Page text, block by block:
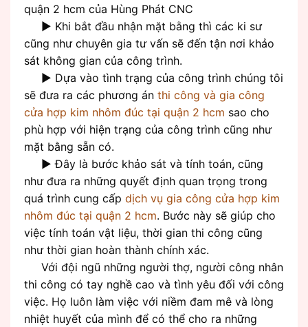
quận 2 hcm của Hùng Phát CNC
► Khi bắt đầu nhận mặt bằng thì các ki sư
cũng như chuyên gia tư vấn sẽ đến tận nơi khảo
sát không gian của công trình.
► Dựa vào tình trạng của công trình chúng tôi
sẽ đưa ra các phương án thi công và gia công
cửa hợp kim nhôm đúc tại quận 2 hcm sao cho
phù hợp với hiện trạng của công trình cũng như
mặt bằng sẵn có.
► Đây là bước khảo sát và tính toán, cũng
như đưa ra những quyết định quan trọng trong
quá trình cung cấp dịch vụ gia công cửa hợp kim
nhôm đúc tại quận 2 hcm. Bước này sẽ giúp cho
việc tính toán vật liệu, thời gian thi công cũng
như thời gian hoàn thành chính xác.
Với đội ngũ những người thợ, người công nhân
thi công có tay nghề cao và tình yêu đối với công
việc. Họ luôn làm việc với niềm đam mê và lòng
nhiệt huyết của mình để có thể cho ra những